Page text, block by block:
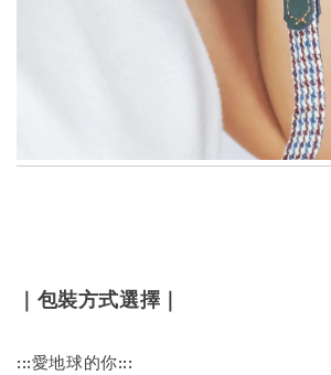
｜包裝方式選擇｜
:::愛地球的你:::